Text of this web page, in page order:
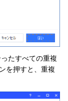
たすべての重複
を押すと、重複